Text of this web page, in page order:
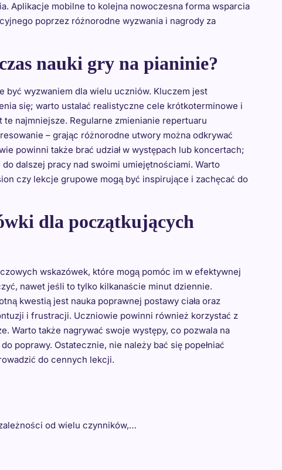
Aplikacje mobilne to kolejna nowoczesna forma wsparcia
poprzez różnorodne wyzwania i nagrody za
nauki gry na pianinie?
być wyzwaniem dla wielu uczniów. Kluczem jest
się; warto ustalać realistyczne cele krótkoterminowe i
najmniejsze. Regularne zmienianie repertuaru
– grając różnorodne utwory można odkrywać
powinni także brać udział w występach lub koncertach;
dalszej pracy nad swoimi umiejętnościami. Warto
czy lekcje grupowe mogą być inspirujące i zachęcać do
dla początkujących
wskazówek, które mogą pomóc im w efektywnej
nawet jeśli to tylko kilkanaście minut dziennie.
kwestią jest nauka poprawnej postawy ciała oraz
i frustracji. Uczniowie powinni również korzystać z
Warto także nagrywać swoje występy, co pozwala na
poprawy. Ostatecznie, nie należy bać się popełniać
do cennych lekcji.
od wielu czynników,…